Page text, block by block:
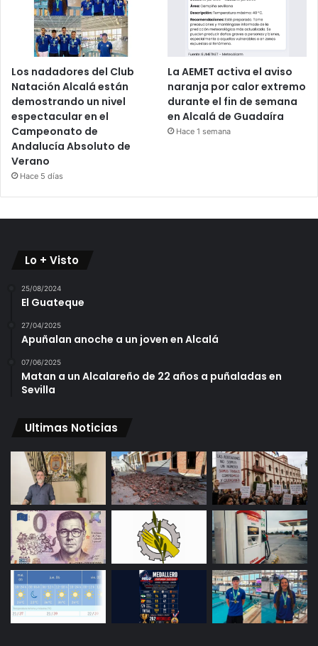
Los nadadores del Club
Natación Alcalá están
demostrando un nivel
espectacular en el
Campeonato de
Andalucía Absoluto de
Verano
Hace 5 días
La AEMET activa el aviso
naranja por calor extremo
durante el fin de semana
en Alcalá de Guadaíra
Hace 1 semana
Lo + Visto
25/08/2024
El Guateque
27/04/2025
Apuñalan anoche a un joven en Alcalá
07/06/2025
Matan a un Alcalareño de 22 años a puñaladas en
Sevilla
Ultimas Noticias